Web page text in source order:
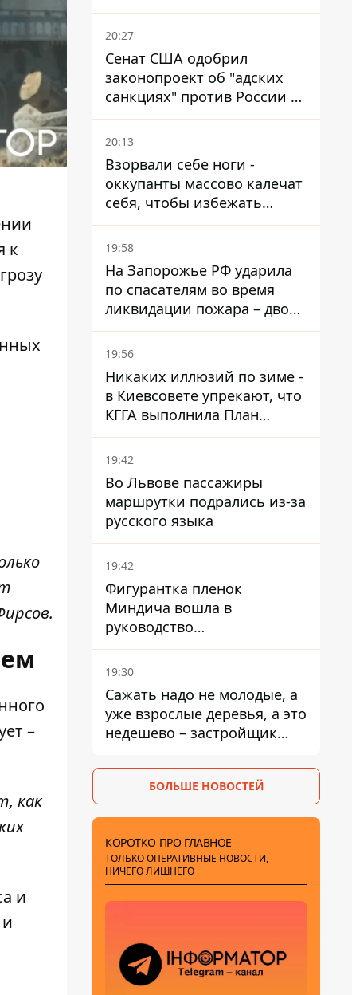
к
–
как
и
миллионов, но удары ВСУ
изменили ситуацию
20:27
Сенат США одобрил
законопроект об "адских
санкциях" против России и
Ирана
20:13
Взорвали себе ноги -
оккупанты массово калечат
себя, чтобы избежать
штурмов - ГУР
19:58
На Запорожье РФ ударила
по спасателям во время
ликвидации пожара – двое
раненых
19:56
Никаких иллюзий по зиме -
в Киевсовете упрекают, что
КГГА выполнила План
устойчивости на 20%
19:42
Во Львове пассажиры
маршрутки подрались из-за
русского языка
19:42
Фигурантка пленок
Миндича вошла в
руководство
стратегического
госпредприятия - работала
заместителем Галущенко
19:30
Сажать надо не молодые, а
уже взрослые деревья, а это
недешево – застройщик
БОЛЬШЕ НОВОСТЕЙ
КОРОТКО ПРО ГЛАВНОЕ
ТОЛЬКО ОПЕРАТИВНЫЕ НОВОСТИ,
НИЧЕГО ЛИШНЕГО